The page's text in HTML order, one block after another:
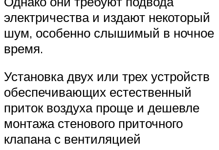
электричества и издают некоторый
шум, особенно слышимый в ночное
время.
Установка двух или трех устройств
обеспечивающих естественный
приток воздуха проще и дешевле
монтажа стенового приточного
клапана с вентиляцией